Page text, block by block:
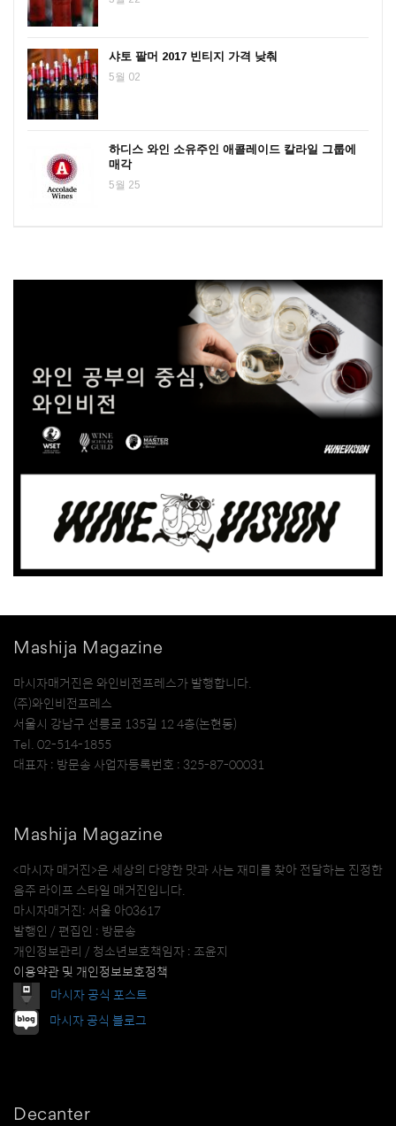
샤토 팔머 2017 빈티지 가격 낮춰
5월 02
하디스 와인 소유주인 애콜레이드 칼라일 그룹에
매각
5월 25
Mashija Magazine
마시자매거진은 와인비전프레스가 발행합니다.
(주)와인비전프레스
서울시 강남구 선릉로 135길 12 4층(논현동)
Tel. 02-514-1855
대표자 : 방문송 사업자등록번호 : 325-87-00031
Mashija Magazine
<마시자 매거진>은 세상의 다양한 맛과 사는 재미를 찾아 전달하는 진정한
음주 라이프 스타일 매거진입니다.
마시자매거진: 서울 아03617
발행인 / 편집인 : 방문송
개인정보관리 / 청소년보호책임자 : 조윤지
이용약관 및 개인정보보호정책
마시자 공식 포스트
마시자 공식 블로그
Decanter